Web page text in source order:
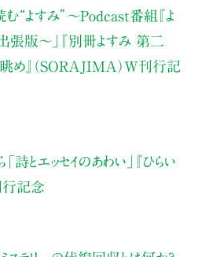
“よすみ” 〜Podcast番組『よ
張版〜」
『別冊よすみ 第二
眺め』（SORAJIMA）W刊行記
「詩とエッセイのあわい」
『ひらい
行記念